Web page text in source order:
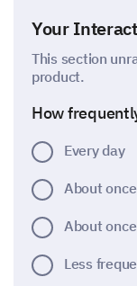
Your
This section
product.
How
Every day
About
About
Less